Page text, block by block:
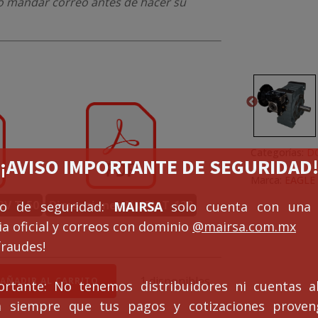
IMPORTANTE DE
de seguridad: MAIRSAsolo cuenta con una
oficial y correos con dominio @mairsa.com.mx
No tenemos distribuidores ni cuentas
siempre que tus pagos y cotizaciones
T-50 Dimensiones NMRV T-130
130
AÑADIR AL CARRITO 1 disponibles
Categorías: